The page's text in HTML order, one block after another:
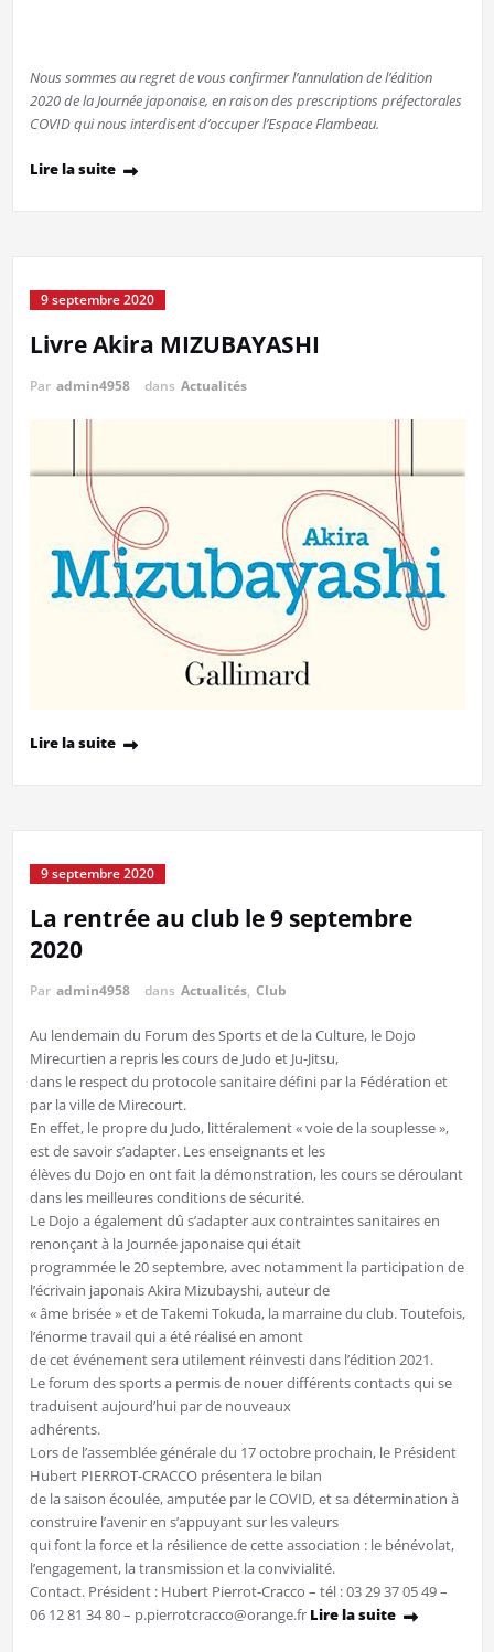
Nous sommes au regret de vous confirmer l’annulation de l’édition
2020 de la Journée japonaise, en raison des prescriptions préfectorales
COVID qui nous interdisent d’occuper l’Espace Flambeau.
Lire la suite
9 septembre 2020
Livre Akira MIZUBAYASHI
Par admin4958 dans Actualités
Lire la suite
9 septembre 2020
La rentrée au club le 9 septembre
2020
Par admin4958 dans Actualités, Club
Au lendemain du Forum des Sports et de la Culture, le Dojo
Mirecurtien a repris les cours de Judo et Ju-Jitsu,
dans le respect du protocole sanitaire défini par la Fédération et
par la ville de Mirecourt.
En effet, le propre du Judo, littéralement « voie de la souplesse »,
est de savoir s’adapter. Les enseignants et les
élèves du Dojo en ont fait la démonstration, les cours se déroulant
dans les meilleures conditions de sécurité.
Le Dojo a également dû s’adapter aux contraintes sanitaires en
renonçant à la Journée japonaise qui était
programmée le 20 septembre, avec notamment la participation de
l’écrivain japonais Akira Mizubayshi, auteur de
« âme brisée » et de Takemi Tokuda, la marraine du club. Toutefois,
l’énorme travail qui a été réalisé en amont
de cet événement sera utilement réinvesti dans l’édition 2021.
Le forum des sports a permis de nouer différents contacts qui se
traduisent aujourd’hui par de nouveaux
adhérents.
Lors de l’assemblée générale du 17 octobre prochain, le Président
Hubert PIERROT-CRACCO présentera le bilan
de la saison écoulée, amputée par le COVID, et sa détermination à
construire l’avenir en s’appuyant sur les valeurs
qui font la force et la résilience de cette association : le bénévolat,
l’engagement, la transmission et la convivialité.
Contact. Président : Hubert Pierrot-Cracco – tél : 03 29 37 05 49 –
06 12 81 34 80 – p.pierrotcracco@orange.fr Lire la suite